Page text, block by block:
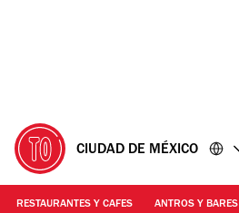
CIUDAD DE MÉXICO
RESTAURANTES Y CAFES ANTROS Y BARES